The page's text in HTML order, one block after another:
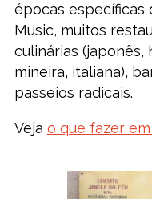
épocas específicas
Music, muitos
culinárias (japonês,
mineira, italiana),
passeios radicais.
Veja o que fazer